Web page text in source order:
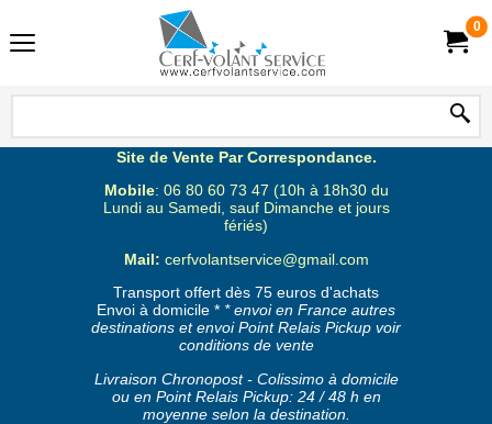
0
Site de Vente Par Correspondance.
Mobile: 06 80 60 73 47 (10h à 18h30 du
Lundi au Samedi, sauf Dimanche et jours
fériés)
Mail: cerfvolantservice@gmail.com
Transport offert dès 75 euros d'achats
Envoi à domicile * * envoi en France autres
destinations et envoi Point Relais Pickup voir
conditions de vente
Livraison Chronopost - Colissimo à domicile
ou en Point Relais Pickup: 24 / 48 h en
moyenne selon la destination.